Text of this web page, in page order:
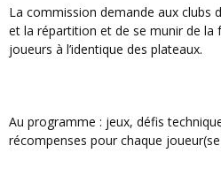
La commission demande aux clubs de bien respecter les horaires
et la répartition et de se munir de la
joueurs à l’identique des plateaux.
Au programme : jeux, défis techniques, quiz, matchs et
récompenses pour chaque